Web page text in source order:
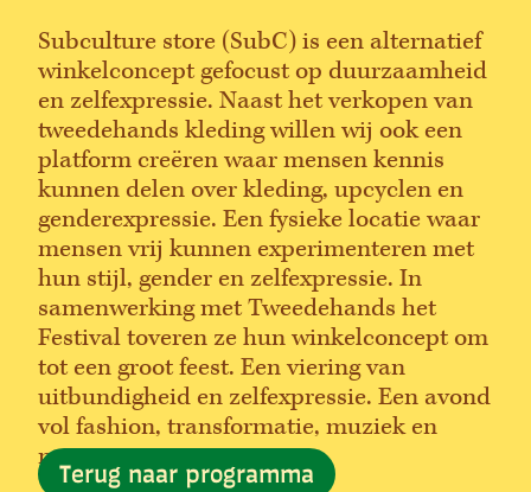
Subculture store (SubC) is een alternatief
winkelconcept gefocust op duurzaamheid
en zelfexpressie. Naast het verkopen van
tweedehands kleding willen wij ook een
platform creëren waar mensen kennis
kunnen delen over kleding, upcyclen en
genderexpressie. Een fysieke locatie waar
mensen vrij kunnen experimenteren met
hun stijl, gender en zelfexpressie. In
samenwerking met Tweedehands het
Festival toveren ze hun winkelconcept om
tot een groot feest. Een viering van
uitbundigheid en zelfexpressie. Een avond
vol fashion, transformatie, muziek en
meer.
Terug naar programma